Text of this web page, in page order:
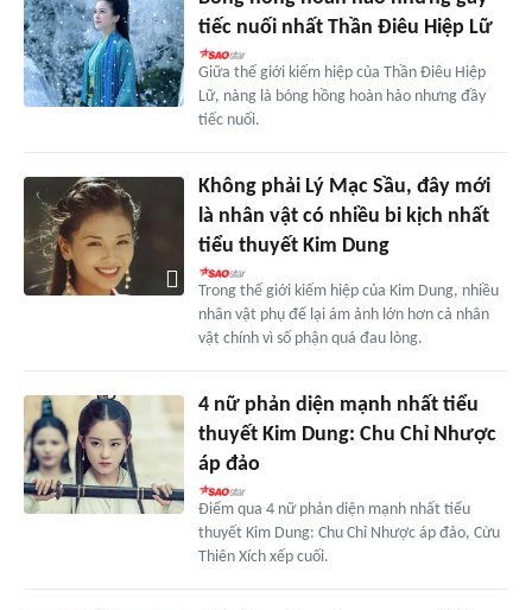
tiếc nuối nhất Thần Điêu Hiệp Lữ
Giữa thế giới kiếm hiệp của Thần Điêu Hiệp
Lữ, nàng là bóng hồng hoàn hảo nhưng đầy
tiếc nuối.
Không phải Lý Mạc Sầu, đây mới
là nhân vật có nhiều bi kịch nhất
tiểu thuyết Kim Dung
Trong thế giới kiếm hiệp của Kim Dung, nhiều
nhân vật phụ để lại ám ảnh lớn hơn cả nhân
vật chính vì số phận quá đau lòng.
4 nữ phản diện mạnh nhất tiểu
thuyết Kim Dung: Chu Chỉ Nhược
áp đảo
Điểm qua 4 nữ phản diện mạnh nhất tiểu
thuyết Kim Dung: Chu Chỉ Nhược áp đảo, Cừu
Thiên Xích xếp cuối.